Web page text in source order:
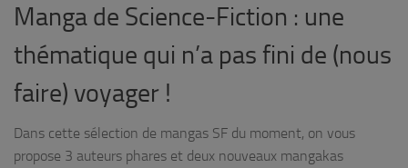
Manga de Science-Fiction : une
thématique qui n’a pas fini de (nous
faire) voyager !
Dans cette sélection de mangas SF du moment, on vous
propose 3 auteurs phares et deux nouveaux mangakas